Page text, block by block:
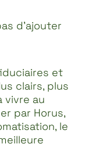
d’ajouter
et
clairs, plus
vivre au
par Horus,
le